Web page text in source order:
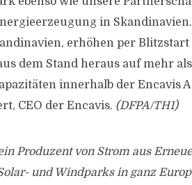
in Skandinavien.
erhöhen per Blitzstart
dem Stand heraus auf mehr
innerhalb der Encavis
CEO der Encavis. (DFPA/TH1)
Produzent von Strom aus
und Windparks in ganz